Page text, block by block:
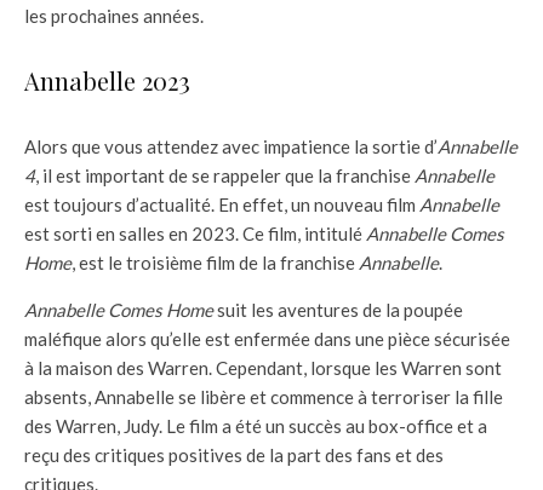
les prochaines années.
Annabelle 2023
Alors que vous attendez avec impatience la sortie d’Annabelle
4, il est important de se rappeler que la franchise Annabelle
est toujours d’actualité. En effet, un nouveau film Annabelle
est sorti en salles en 2023. Ce film, intitulé Annabelle Comes
Home, est le troisième film de la franchise Annabelle.
Annabelle Comes Homesuit les aventures de la poupée
maléfique alors qu’elle est enfermée dans une pièce sécurisée
à la maison des Warren. Cependant, lorsque les Warren sont
absents, Annabelle se libère et commence à terroriser la fille
des Warren, Judy. Le film a été un succès au box-office et a
reçu des critiques positives de la part des fans et des
critiques.